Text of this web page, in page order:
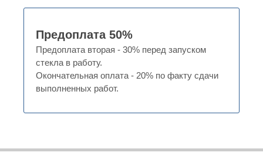
Предоплата 50%
Предоплата вторая - 30% перед запуском
стекла в работу.
Окончательная оплата - 20% по факту сдачи
выполненных работ.